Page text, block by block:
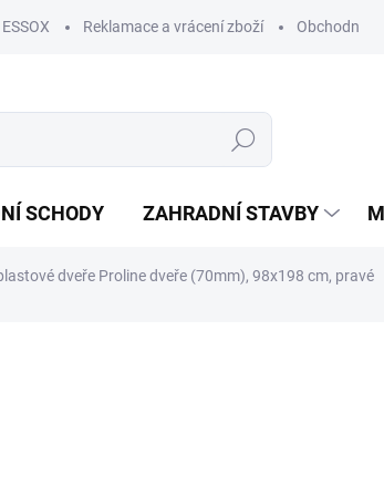
Reklamace a vrácení zboží Obchodní
Hledat
SCHODY ZAHRADNÍ STAVBY
dveře Proline dveře (70mm), 98x198 cm, pravé